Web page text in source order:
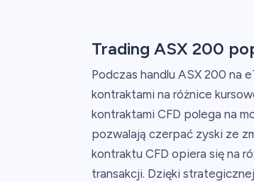
Trading ASX 200
Podczas handlu ASX 200 na
kontraktami na różnice
kontraktami CFD polega na
pozwalają czerpać zyski ze
kontraktu CFD opiera się na
transakcji. Dzięki